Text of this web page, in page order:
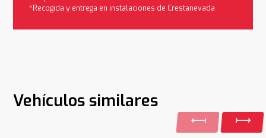
*Recogida y entrega en instalaciones de Crestanevada
Vehículos similares